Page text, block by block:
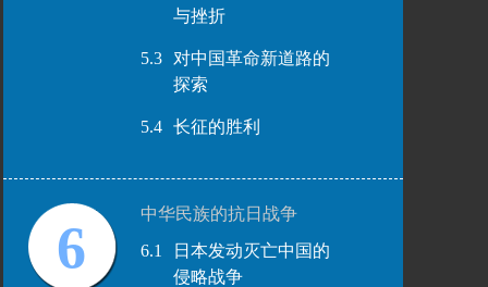
与挫折
5.3
对中国革命新道路的
探索
5.4 长征的胜利
6
中华民族的抗日战争
6.1
日本发动灭亡中国的
侵略战争